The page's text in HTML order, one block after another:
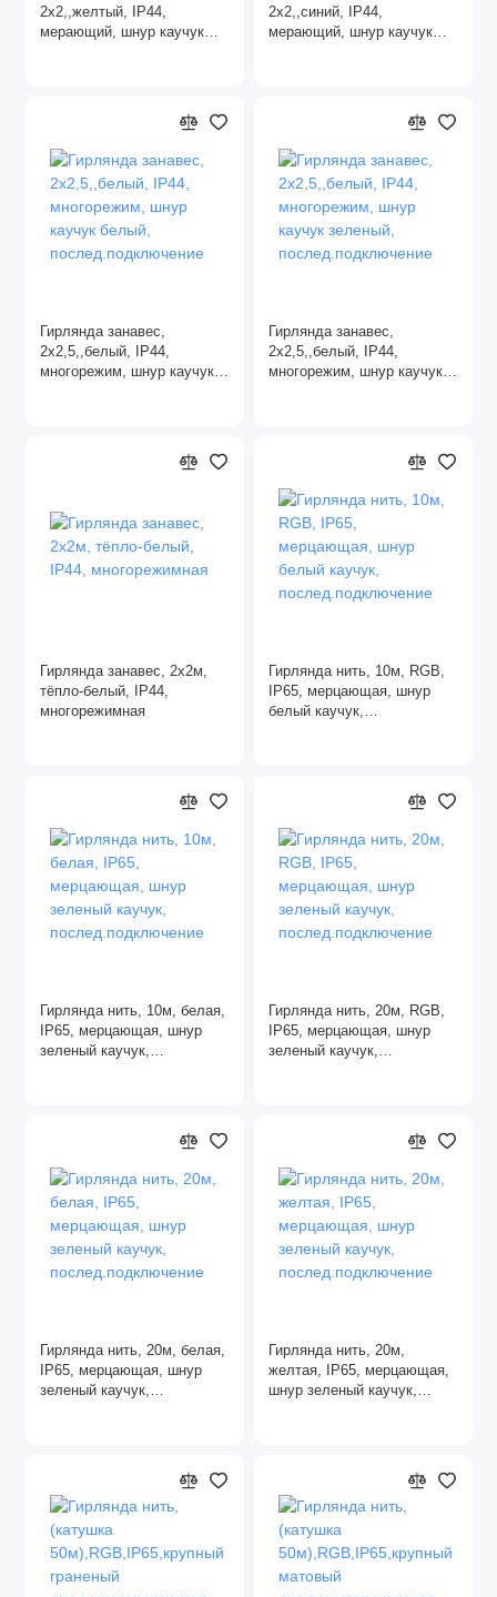
2х2,,желтый, IP44,
мерающий, шнур каучук
2х2,,синий, IP44,
мерающий, шнур каучук
Гирлянда занавес,
2х2,5,,белый, IP44,
многорежим, шнур каучук
Гирлянда занавес,
2х2,5,,белый, IP44,
многорежим, шнур каучук
Гирлянда занавес, 2х2м,
тёпло-белый, IP44,
многорежимная
Гирлянда нить, 10м, RGB,
IP65, мерцающая, шнур
белый каучук,
Гирлянда нить, 10м, белая,
IP65, мерцающая, шнур
зеленый каучук,
Гирлянда нить, 20м, RGB,
IP65, мерцающая, шнур
зеленый каучук,
Гирлянда нить, 20м, белая,
IP65, мерцающая, шнур
зеленый каучук,
Гирлянда нить, 20м,
желтая, IP65, мерцающая,
шнур зеленый каучук,